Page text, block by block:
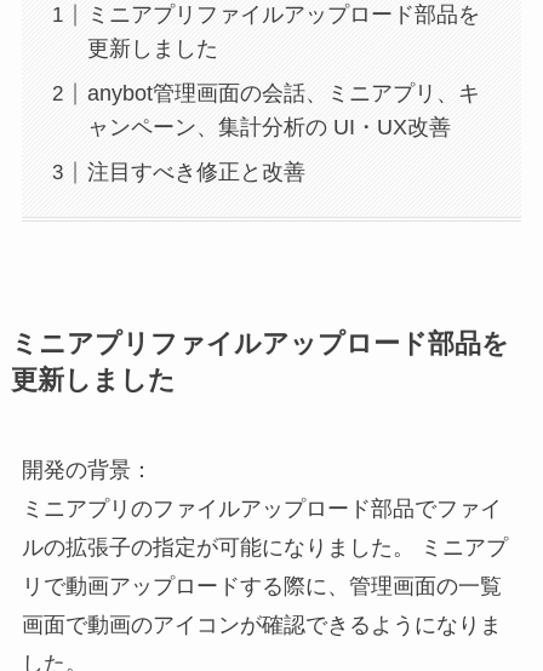
ミニアプリファイルアップロード部品を
更新しました
anybot管理画面の会話、ミニアプリ、キ
ャンペーン、集計分析の UI・UX改善
注目すべき修正と改善
ミニアプリファイルアップロード部品を
更新しました
開発の背景：
ミニアプリのファイルアップロード部品でファイ
ルの拡張子の指定が可能になりました。 ミニアプ
リで動画アップロードする際に、管理画面の一覧
画面で動画のアイコンが確認できるようになりま
した。